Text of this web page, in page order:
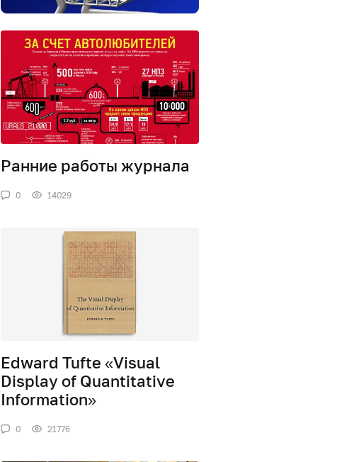
Ранние работы журнала
0 14029
Edward Tufte «Visual
Display of Quantitative
Information»
0 21776